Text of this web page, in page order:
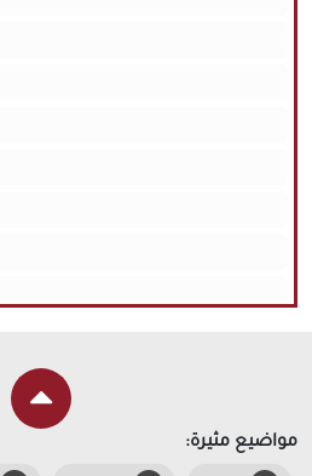
مواضيع مثيرة: